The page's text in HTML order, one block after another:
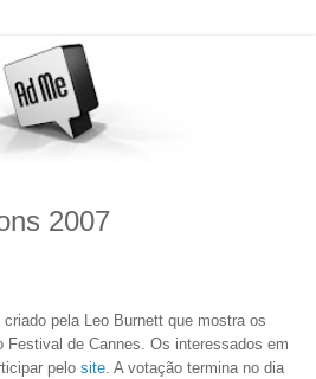
2007
pela Leo Burnett que mostra os
Festival de Cannes. Os interessados em
pelo site. A votação termina no dia